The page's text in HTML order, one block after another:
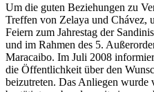
Um die guten Beziehungen zu
Treffen von Zelaya und Chávez,
Feiern zum Jahrestag der
und im Rahmen des 5.
Maracaibo. Im Juli 2008
die Öffentlichkeit über den
beizutreten. Das Anliegen wurde